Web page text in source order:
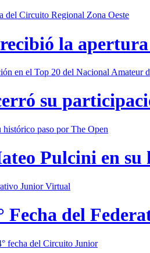
la
su
Pulcini en
Fecha del